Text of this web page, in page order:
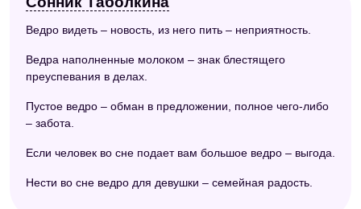
Ведро видеть – новость, из него пить – неприятность.
Ведра наполненные молоком – знак блестящего
преуспевания в делах.
Пустое ведро – обман в предложении, полное чего-либо
– забота.
Если человек во сне подает вам большое ведро – выгода.
Нести во сне ведро для девушки – семейная радость.